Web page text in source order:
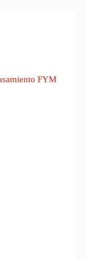
FYM